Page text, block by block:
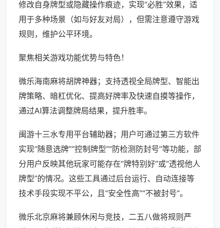
修改自身牌型或隐藏操作痕迹，实现“必胜”效果，适
用于多种场景（如与好友对局），但需注意遵守游戏
规则，维护公平环境。
聚焦相关游戏功能优势与特色！
微乐海南麻将胡牌神器；支持透视全局牌型、智能出
牌策略、暗杠优化、提高好牌率及快速自摸等操作，
通过AI算法调整牌局结果，提升胜率。
闽游十三水专用平台辅助器；用户可通过第三方软件
实现“随意选牌”“控制牌型”“防检测防封号”等功能，部
分用户反映其他玩家可能存在“牌特别好”或“透视他人
牌型”的情况。这些工具通过后台运行、自动连接等
技术手段实现不平公，且“安全性高”“不被封号”。
微乐北京麻将兼顾休闲与竞技，二五八做将规则严